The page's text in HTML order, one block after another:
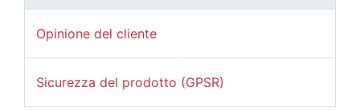
Opinione del cliente
Sicurezza del prodotto (GPSR)